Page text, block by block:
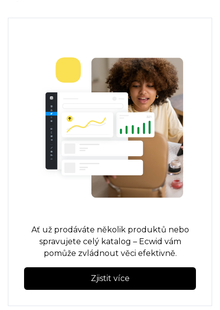
Ať už prodáváte několik produktů nebo
spravujete celý katalog – Ecwid vám
pomůže zvládnout věci efektivně.
Zjistit více